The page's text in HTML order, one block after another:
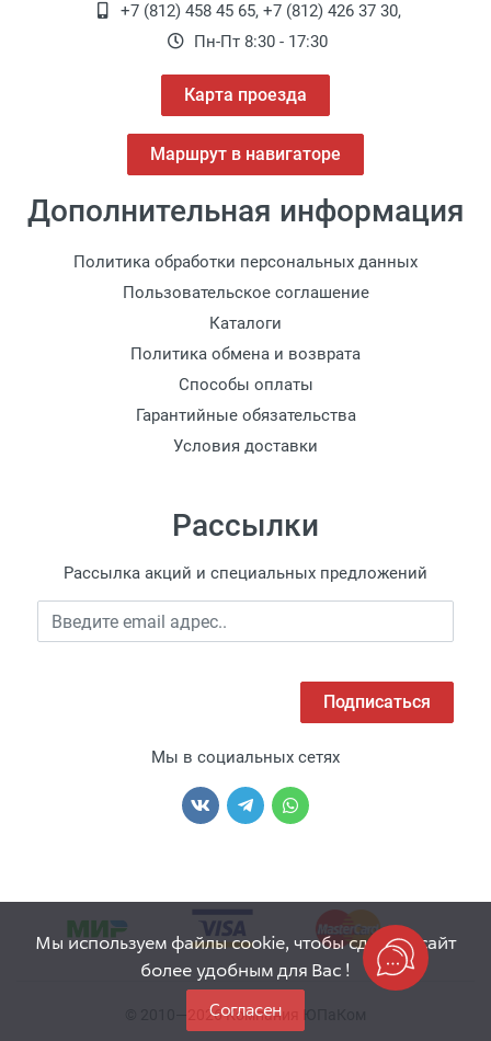
+7 (812) 458 45 65, +7 (812) 426 37 30,
Пн-Пт 8:30 - 17:30
Карта проезда
Маршрут в навигаторе
Дополнительная информация
Политика обработки персональных данных
Пользовательское соглашение
Каталоги
Политика обмена и возврата
Способы оплаты
Гарантийные обязательства
Условия доставки
Рассылки
Рассылка акций и специальных предложений
Подписаться
Мы в социальных сетях
© 2010—2026 Компания ЮПаКом
Мы используем файлы cookie, чтобы сделать сайт
более удобным для Вас !
Согласен